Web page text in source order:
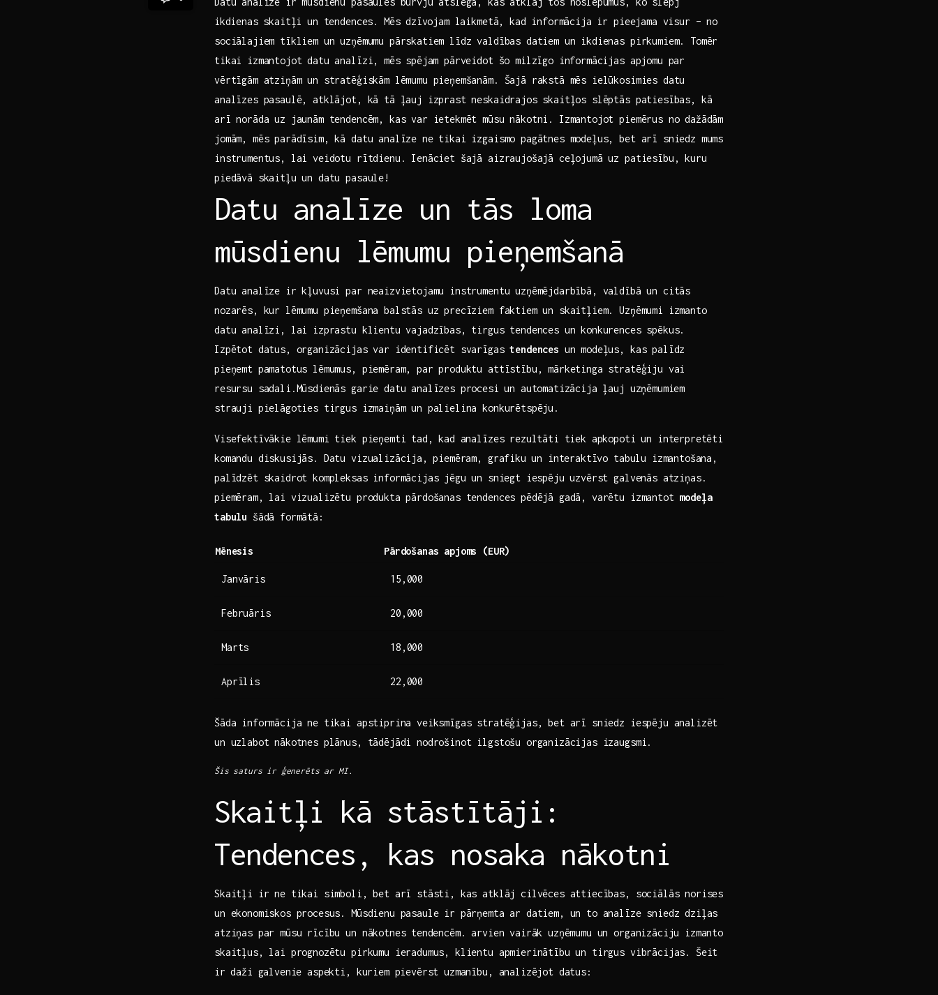
⁤ikdienas skaitļi un tendences. Mēs⁤ dzīvojam laikmetā, kad informācija ir pieejama visur ‌– no
sociālajiem tīkliem un uzņēmumu pārskatiem līdz valdības datiem un ikdienas pirkumiem. Tomēr
tikai izmantojot datu analīzi, mēs⁤ spējam pārveidot šo milzīgo informācijas apjomu par
vērtīgām atziņām un stratēģiskām lēmumu pieņemšanām. Šajā rakstā mēs ielūkosimies datu​
analīzes ​pasaulē, atklājot, ‌kā tā ļauj izprast neskaidrajos skaitļos slēptās patiesības, kā
arī ‌norāda uz jaunām tendencēm, kas var ietekmēt mūsu nākotni. Izmantojot piemērus no dažādām
jomām, mēs parādīsim, kā datu analīze ne tikai izgaismo pagātnes modeļus, bet arī ​sniedz mums
instrumentus, lai veidotu rītdienu. Ienāciet šajā aizraujošajā ceļojumā uz patiesību, kuru
piedāvā skaitļu un datu pasaule!
Datu analīze un tās loma
mūsdienu lēmumu pieņemšanā
Datu analīze ir kļuvusi par neaizvietojamu instrumentu uzņēmējdarbībā, valdībā un citās
nozarēs, kur lēmumu pieņemšana balstās uz precīziem faktiem un skaitļiem. Uzņēmumi izmanto
datu analīzi, lai izprastu ‍klientu vajadzības, tirgus tendences un konkurences‍ spēkus.
Izpētot datus, organizācijas var identificēt svarīgastendences un modeļus, kas palīdz
pieņemt pamatotus lēmumus, piemēram, par produktu ​attīstību, mārketinga stratēģiju vai
resursu sadali.Mūsdienās garie datu analīzes procesi⁣ un automatizācija ļauj uzņēmumiem
strauji pielāgoties tirgus izmaiņām un​ palielina konkurētspēju.
Visefektīvākie lēmumi tiek pieņemti tad,⁤ kad analīzes rezultāti tiek apkopoti un interpretēti
komandu diskusijās. Datu vizualizācija,⁤ piemēram, grafiku⁤ un interaktīvo tabulu izmantošana,
palīdzēt skaidrot kompleksas informācijas ⁢jēgu un sniegt iespēju uzvērst galvenās atziņas.
piemēram, lai ​vizualizētu produkta pārdošanas tendences pēdējā gadā, varētu izmantot modeļa
tabulu šādā formātā:
Mēnesis Pārdošanas apjoms (EUR)
Janvāris 15,000
Februāris 20,000
Marts 18,000
Aprīlis 22,000
Šāda informācija ne tikai apstiprina veiksmīgas stratēģijas, bet arī sniedz iespēju analizēt
un uzlabot nākotnes plānus, tādējādi​ nodrošinot ilgstošu organizācijas izaugsmi.
Šis saturs ir ģenerēts ar MI.
Skaitļi kā ⁤stāstītāji:
Tendences, kas nosaka nākotni
Skaitļi ir ne tikai simboli, bet arī stāsti, kas atklāj cilvēces attiecības, sociālās norises
un ekonomiskos procesus. Mūsdienu pasaule ir pārņemta ar datiem, un to analīze sniedz dziļas
atziņas par mūsu rīcību un nākotnes⁣ tendencēm. arvien vairāk uzņēmumu un organizāciju izmanto
skaitļus, lai prognozētu pirkumu ieradumus, klientu apmierinātību un tirgus vibrācijas. Šeit
ir ⁤daži galvenie‍ aspekti, kuriem pievērst uzmanību, analizējot datus: